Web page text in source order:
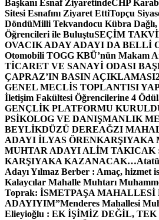
Başkanı Esnaf ZiyaretindeCHP
Sitesi Esnafını Ziyaret EttiTopçu
DöndüMilli Tekvandocu Kübra
Öğrencileri ile BuluştuSEÇİM
OVACIK ADAY ADAYI DA BELLİ
Otomobili TOGG KBÜ’nün Makam
TİCARET VE SANAYİ ODASI
ÇAPRAZ’IN BASIN AÇIKLAMASI
GENEL MECLİS TOPLANTISI
İletişim Fakültesi Öğrencilerine 4 Ödül
GENÇLİK PLATFORMU
PSİKOLOG VE DANIŞMANLIK
BEYLİKDÜZÜ DEREAĞZI
ADAYI İLYAS ÖRENKARŞIYAKA
MUHTAR ADAYI ALİM
KARŞIYAKA KAZANACAK…
Adayı Yılmaz Berber : Amaç,
Kalaycılar Mahalle Muhtarı
Toprak: İSMETPAŞA MAHALLESİ
ADAYIYIM”Menderes Mahallesi
Elieyioğlu : EK İŞİMİZ DEĞİL,